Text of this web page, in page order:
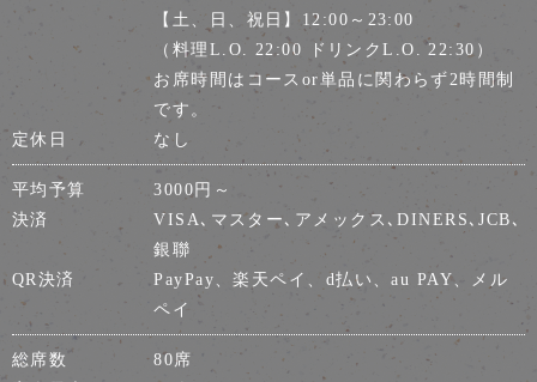
【土、日、祝日】12:00～23:00
（料理L.O. 22:00 ドリンクL.O. 22:30）
お席時間はコースor単品に関わらず2時間制
です。
定休日
なし
平均予算
3000円～
決済
VISA､マスター､アメックス､DINERS､JCB､
銀聯
QR決済
PayPay、楽天ペイ、d払い、au PAY、メル
ペイ
総席数
80席